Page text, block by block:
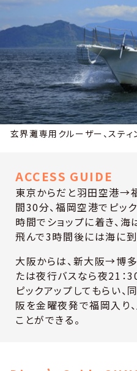
玄界灘専用クルーザー、スティ
ACCESS GUIDE
東京からだと羽田空港→
間30分、福岡空港でピッ
時間でショップに着き、海
飛んで3時間後には海に到
大阪からは、新大阪→博
たは夜行バスなら夜21：
ピックアップしてもらい、
阪を金曜夜発で福岡入り
ことができる。